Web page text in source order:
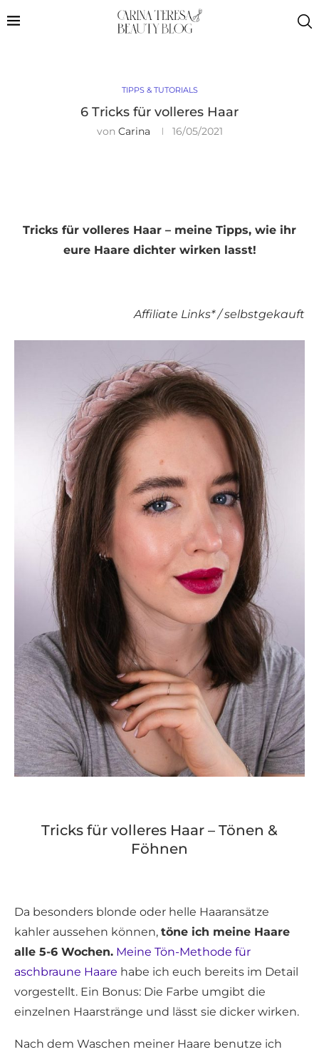
TIPPS & TUTORIALS
6 Tricks für volleres Haar
von Carina 16/05/2021
Tricks für volleres Haar – meine Tipps, wie ihr
eure Haare dichter wirken lasst!
Affiliate Links* / selbstgekauft
Tricks für volleres Haar – Tönen &
Föhnen
Da besonders blonde oder helle Haaransätze
kahler aussehen können, töne ich meine Haare
alle 5-6 Wochen. Meine Tön-Methode für
aschbraune Haare habe ich euch bereits im Detail
vorgestellt. Ein Bonus: Die Farbe umgibt die
einzelnen Haarstränge und lässt sie dicker wirken.
Nach dem Waschen meiner Haare benutze ich